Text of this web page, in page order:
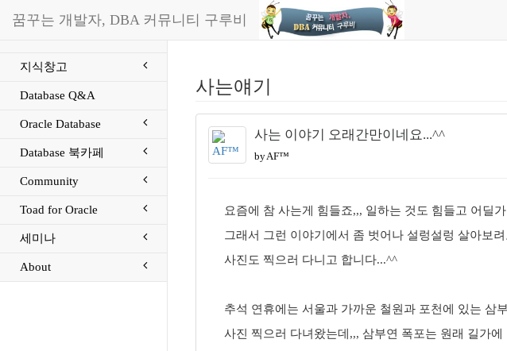
꿈꾸는 개발자, DBA 커뮤니티 구루비
지식창고
Database Q&A
Oracle Database
Database 북카페
Community
Toad for Oracle
세미나
About
사는얘기
사는 이야기 오래간만이네요...^^
by AF™
요즘에 참 사는게 힘들죠,,, 일하는 것도 힘들고 어딜
그래서 그런 이야기에서 좀 벗어나 설렁설렁 살아보
사진도 찍으러 다니고 합니다...^^
추석 연휴에는 서울과 가까운 철원과 포천에 있는 삼
사진 찍으러 다녀왔는데,,, 삼부연 폭포는 원래 길가에